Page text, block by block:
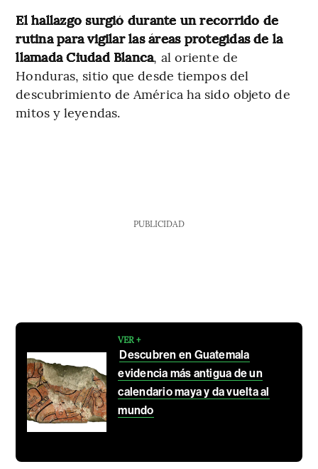
El hallazgo surgió durante un recorrido de
rutina para vigilar las áreas protegidas de la
llamada Ciudad Blanca, al oriente de
Honduras, sitio que desde tiempos del
descubrimiento de América ha sido objeto de
mitos y leyendas.
PUBLICIDAD
VER +
Descubren en Guatemala
evidencia más antigua de un
calendario maya y da vuelta al
mundo